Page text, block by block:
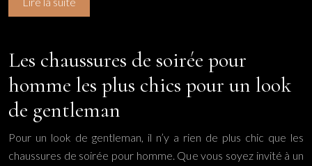
Les chaussures de soirée pour
homme les plus chics pour un look
de gentleman
Pour un look de gentleman, il n’y a rien de plus chic que les
chaussures de soirée pour homme. Que vous soyez invité à un